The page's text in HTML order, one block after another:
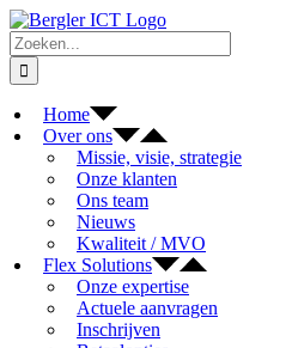
Ga
naar
inhoud
Zoeken
naar:
Home
Over ons
Missie, visie, strategie
Onze klanten
Ons team
Nieuws
Kwaliteit / MVO
Flex Solutions
Onze expertise
Actuele aanvragen
Inschrijven